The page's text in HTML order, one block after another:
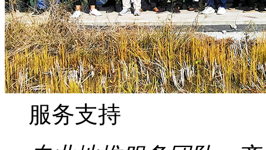
服务支持